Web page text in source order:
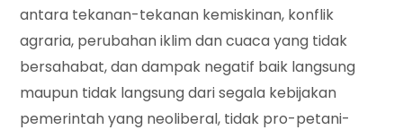
antara tekanan-tekanan kemiskinan, konflik
agraria, perubahan iklim dan cuaca yang tidak
bersahabat, dan dampak negatif baik langsung
maupun tidak langsung dari segala kebijakan
pemerintah yang neoliberal, tidak pro-petani-